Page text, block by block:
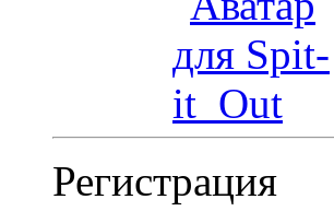
Регистрация